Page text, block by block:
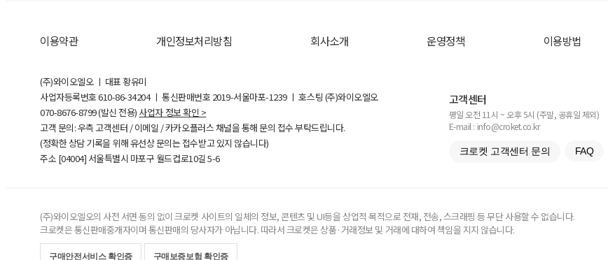
이용약관 개인정보처리방침 회사소개 운영정책 이용방법
(주)와이오엘오 ㅣ 대표 황유미
사업자등록번호610-86-34204ㅣ 통신판매번호 2019-서울마포-1239 ㅣ 호스팅 (주)와이오엘오
070-8676-8799 (발신 전용) 사업자 정보 확인 >
고객 문의: 우측 고객센터 / 이메일 / 카카오플러스 채널을 통해 문의 접수 부탁드립니다.
(정확한 상담 기록을 위해 유선상 문의는 접수받고 있지 않습니다)
주소 [04004] 서울특별시 마포구 월드컵로10길5-6
고객센터
평일 오전 11시 ~ 오후 5시 (주말, 공휴일 제외)
E-mail : info@croket.co.kr
크로켓 고객센터 문의 FAQ
(주)와이오엘오의 사전 서면 동의 없이 크로켓 사이트의 일체의 정보, 콘텐츠 및 UI등을 상업적 목적으로 전재, 전송, 스크래핑 등 무단 사용할 수 없습니다.
크로켓은 통신판매중개자이며 통신판매의 당사자가 아닙니다. 따라서 크로켓은 상품·거래정보 및 거래에 대하여 책임을 지지 않습니다.
구매안전서비스 확인증 구매보증보험 확인증